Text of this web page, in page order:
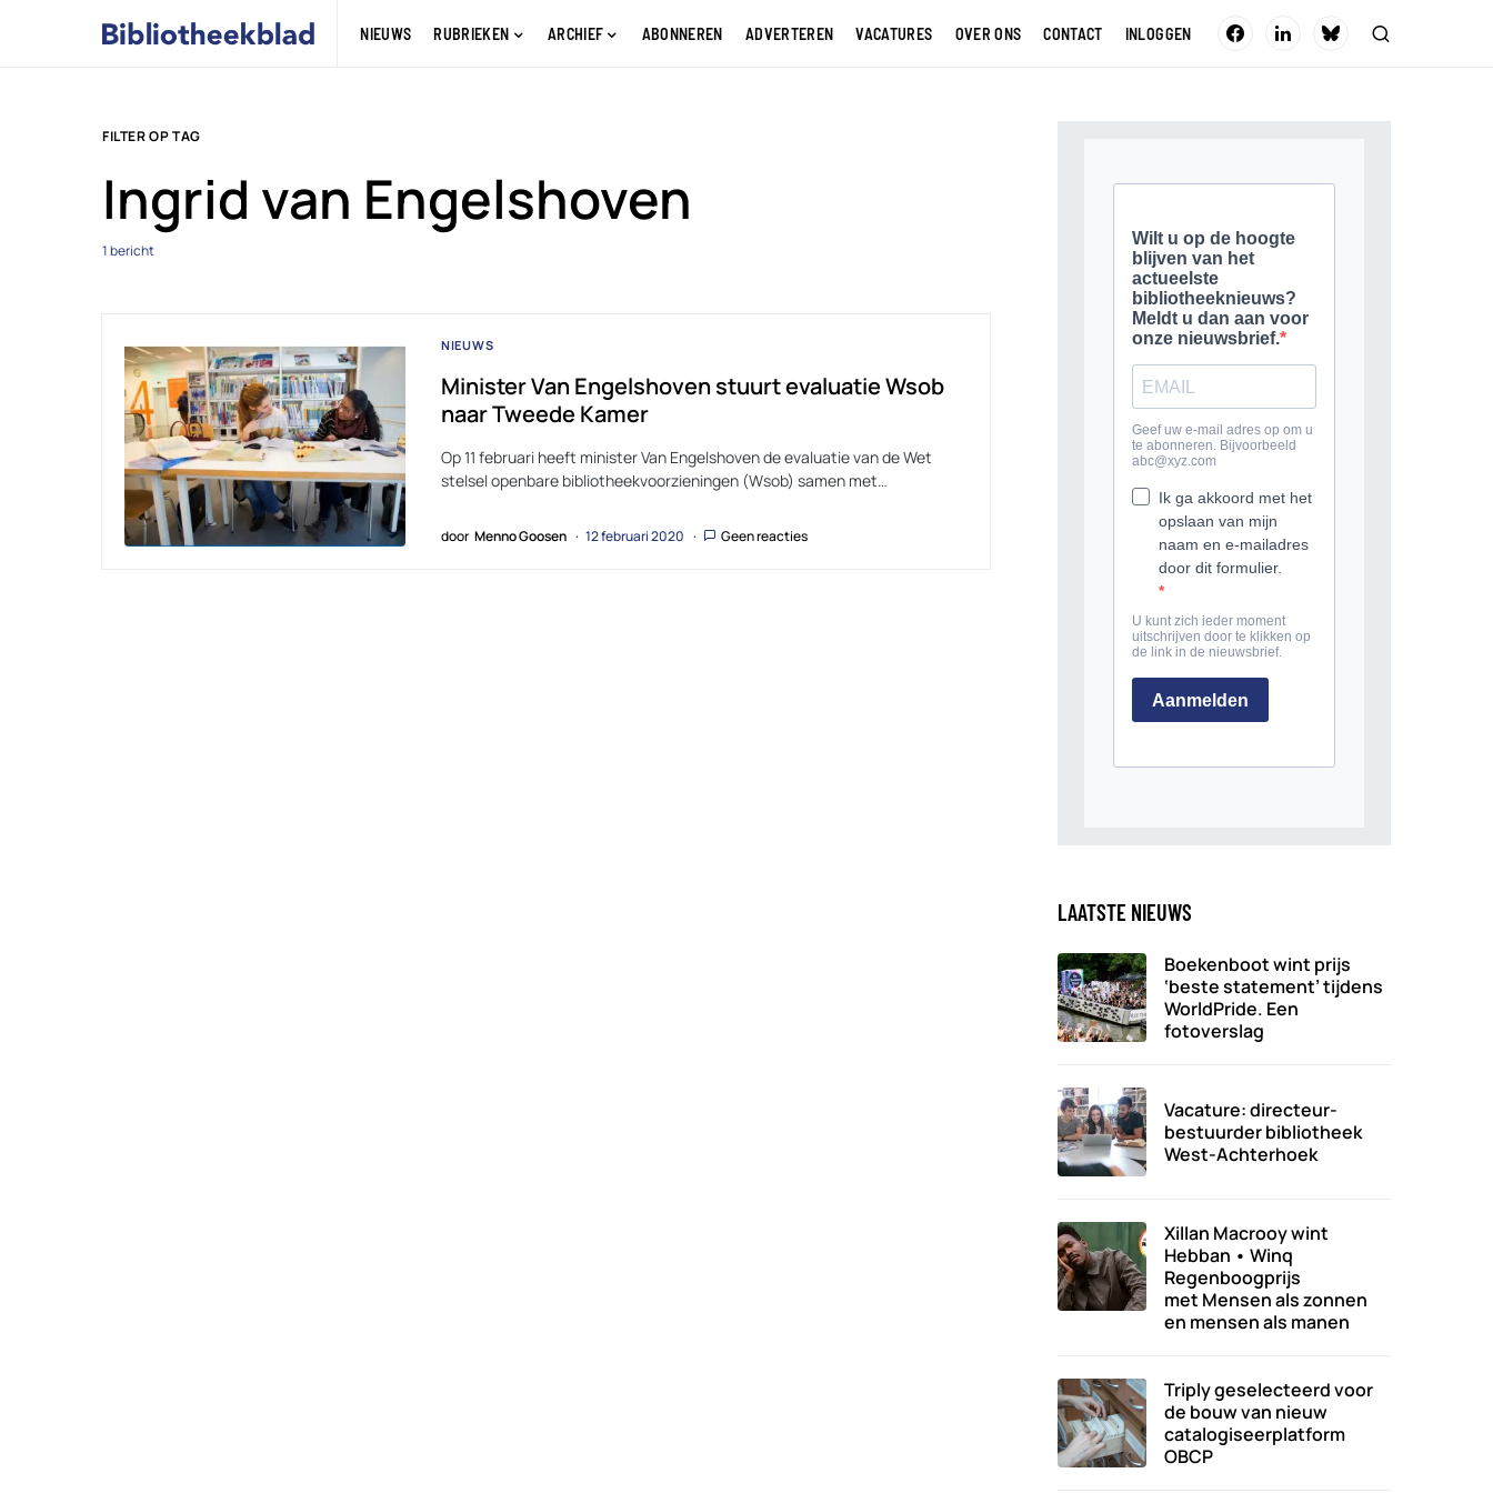
NIEUWS RUBRIEKEN ARCHIEF ABONNEREN ADVERTEREN VACATURES OVER ONS CONTACT INLOGGEN
FILTER OP TAG
Ingrid van Engelshoven
1 bericht
NIEUWS
Minister Van Engelshoven stuurt evaluatie Wsob
naar Tweede Kamer
Op 11 februari heeft minister Van Engelshoven de evaluatie van de Wet
stelsel openbare bibliotheekvoorzieningen (Wsob) samen met…
door Menno Goosen 12 februari 2020 Geen reacties
LAATSTE NIEUWS
Boekenboot wint prijs
‘beste statement’ tijdens
WorldPride. Een
fotoverslag
Vacature: directeur-
bestuurder bibliotheek
West-Achterhoek
Xillan Macrooy wint
Hebban • Winq
Regenboogprijs
met Mensen als zonnen
en mensen als manen
Triply geselecteerd voor
de bouw van nieuw
catalogiseerplatform
OBCP